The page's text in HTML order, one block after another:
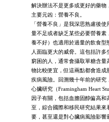
解決辦法不是更多或更好的藥物
主要元凶：營養不良。
「營養不良」是我深思熟慮後
量不足或者缺乏某些必要營養
養不好）也適用於過量的飲食型
人面臨更大的威脅。這包括許
窮困的人，通常會攝取單糖含
物比較便宜，但這兩點都會造
疾病風險。回溯幾十年前的研
心臟研究（Framingham Heart
因子有關，包括血膽固醇偏高
至，綜合國際和移民研究結果
要，甚至還是對心臟病風險影響